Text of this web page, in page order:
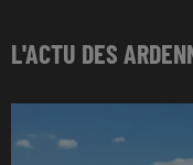
L'ACTU DES